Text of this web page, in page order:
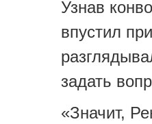
Узнав
впустил
задать
«Значит,